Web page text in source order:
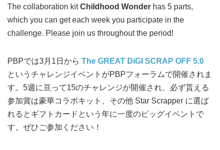
The collaboration kitChildhood Wonder has 5 parts,
which you can get each week you participate in the
challenge. Please join us throughout the period!
PBPでは3月1日から The GREAT DiGI SCRAP OFF 5.0
というチャレンジイベントがPBPフォーラムで開催されま
す。5週に亘って15のチャレンジが開催され、必ず貰える
参加賞は豪華コラボキット、その他 Star Scrapper に選ば
れるとギフトカードという年に一度のビッグイベントで
す。ぜひご参加ください！